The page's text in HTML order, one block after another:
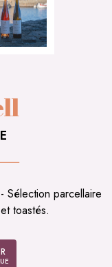
Sélection parcellaire
toastés.